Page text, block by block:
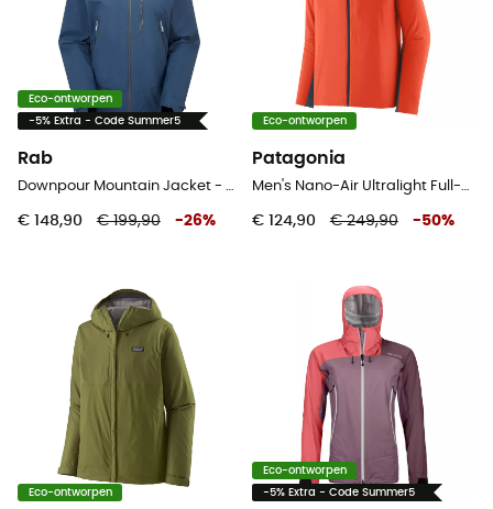
Eco-ontworpen
-5% Extra - Code Summer5
Rab
Downpour Mountain Jacket - Regenjack - Dames
€ 148,90 € 199,90 -26%
Eco-ontworpen
Patagonia
Men's Nano-Air Ultralight Full-Zip Hoody - Softshelljack - Heren
€ 124,90 € 249,90 -50%
Eco-ontworpen
Eco-ontworpen
-5% Extra - Code Summer5